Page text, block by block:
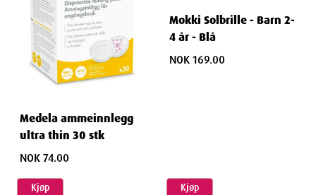
Medela ammeinnlegg
ultra thin 30 stk
NOK 74.00
Kjøp
Mokki Solbrille - Barn 2-
4 år - Blå
NOK 169.00
Kjøp